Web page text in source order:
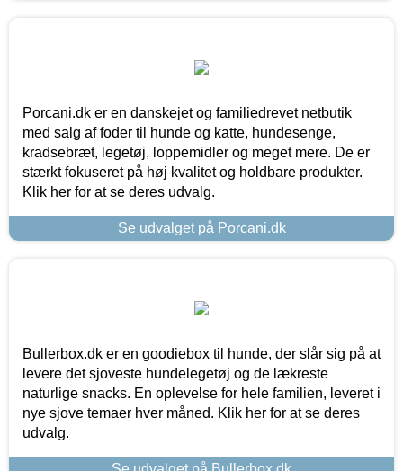
Porcani.dk er en danskejet og familiedrevet netbutik
med salg af foder til hunde og katte, hundesenge,
kradsebræt, legetøj, loppemidler og meget mere. De er
stærkt fokuseret på høj kvalitet og holdbare produkter.
Klik her for at se deres udvalg.
Se udvalget på Porcani.dk
Bullerbox.dk er en goodiebox til hunde, der slår sig på at
levere det sjoveste hundelegetøj og de lækreste
naturlige snacks. En oplevelse for hele familien, leveret i
nye sjove temaer hver måned. Klik her for at se deres
udvalg.